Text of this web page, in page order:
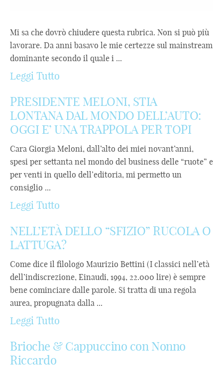
Mi sa che dovrò chiudere questa rubrica. Non si può più
lavorare. Da anni basavo le mie certezze sul mainstream
dominante secondo il quale i ...
Leggi Tutto
PRESIDENTE MELONI, STIA
LONTANA DAL MONDO DELL’AUTO:
OGGI E’ UNA TRAPPOLA PER TOPI
Cara Giorgia Meloni, dall’alto dei miei novant’anni,
spesi per settanta nel mondo del business delle “ruote” e
per venti in quello dell’editoria, mi permetto un
consiglio ...
Leggi Tutto
NELL’ETÀ DELLO “SFIZIO” RUCOLA O
LATTUGA?
Come dice il filologo Maurizio Bettini (I classici nell’età
dell’indiscrezione, Einaudi, 1994, 22.000 lire) è sempre
bene cominciare dalle parole. Si tratta di una regola
aurea, propugnata dalla ...
Leggi Tutto
Brioche & Cappuccino con Nonno
Riccardo